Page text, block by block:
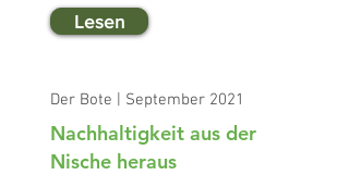
Lesen
Der Bote | September 2021
Nachhaltigkeit aus der
Nische heraus